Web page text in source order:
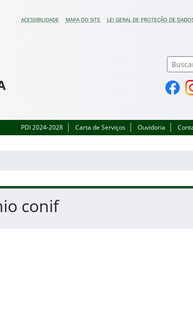
ACESSIBILIDADE MAPA DO SITE LEI GERAL DE PROTEÇÃO DE
Sul
Facebook
PDI 2024-2028 Carta de Serviços Ouvidoria
conif